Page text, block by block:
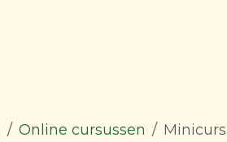
Online cursussen